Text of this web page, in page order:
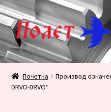
Прескочи
на
навигацију
Скочи
на
садржај
Почетак
KONTAKT
Почетна
Производ oзначен
DRVO-DRVO“